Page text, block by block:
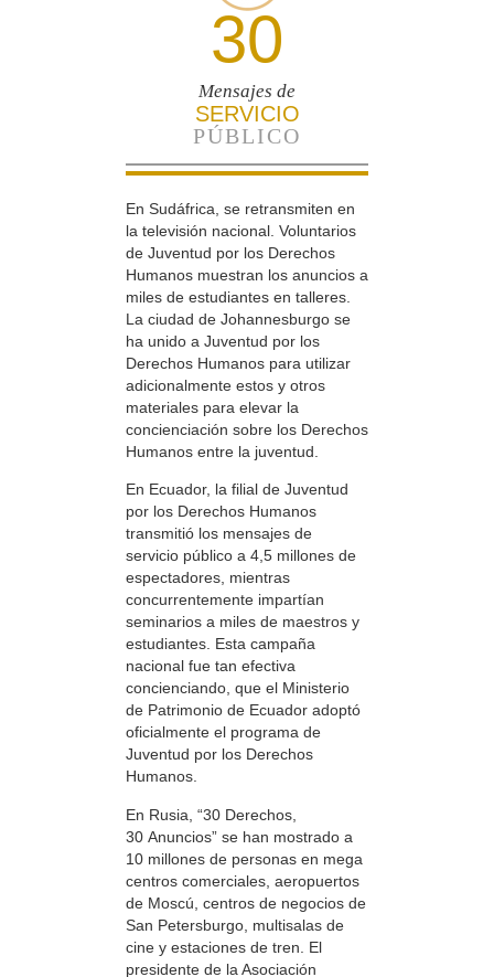
30
Mensajes de
SERVICIO
PÚBLICO
En Sudáfrica, se retransmiten en
la televisión nacional. Voluntarios
de Juventud por los Derechos
Humanos muestran los anuncios a
miles de estudiantes en talleres.
La ciudad de Johannesburgo se
ha unido a Juventud por los
Derechos Humanos para utilizar
adicionalmente estos y otros
materiales para elevar la
concienciación sobre los Derechos
Humanos entre la juventud.
En Ecuador, la filial de Juventud
por los Derechos Humanos
transmitió los mensajes de
servicio público a 4,5 millones de
espectadores, mientras
concurrentemente impartían
seminarios a miles de maestros y
estudiantes. Esta campaña
nacional fue tan efectiva
concienciando, que el Ministerio
de Patrimonio de Ecuador adoptó
oficialmente el programa de
Juventud por los Derechos
Humanos.
En Rusia, “30 Derechos,
30 Anuncios” se han mostrado a
10 millones de personas en mega
centros comerciales, aeropuertos
de Moscú, centros de negocios de
San Petersburgo, multisalas de
cine y estaciones de tren. El
presidente de la Asociación